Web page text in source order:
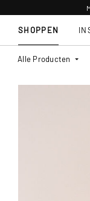
SHOPPEN
Alle Producten